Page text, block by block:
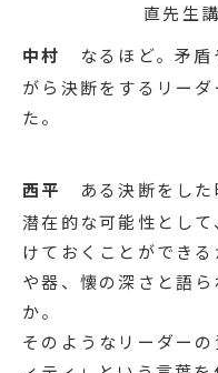
直先生
中村
なるほど。矛盾
がら決断をするリー
た。
西平
ある決断をした
潜在的な可能性とし
けておくことができ
や器、懐の深さと語
か。
そのようなリーダー